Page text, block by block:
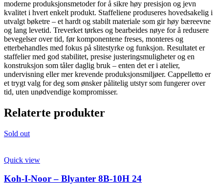
moderne produksjonsmetoder for å sikre høy presisjon og jevn
kvalitet i hvert enkelt produkt. Staffeliene produseres hovedsakelig i
utvalgt bøketre – et hardt og stabilt materiale som gir høy bæreevne
og lang levetid. Treverket tørkes og bearbeides nøye for å redusere
bevegelser over tid, før komponentene freses, monteres og
etterbehandles med fokus på slitestyrke og funksjon. Resultatet er
staffelier med god stabilitet, presise justeringsmuligheter og en
konstruksjon som tåler daglig bruk – enten det er i atelier,
undervisning eller mer krevende produksjonsmiljøer. Cappelletto er
et trygt valg for deg som ønsker pålitelig utstyr som fungerer over
tid, uten unødvendige kompromisser.
Relaterte produkter
Sold out
Quick view
Koh-I-Noor – Blyanter 8B-10H 24